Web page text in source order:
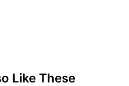
Like These